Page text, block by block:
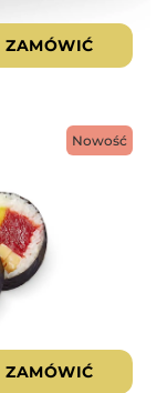
ZAMÓWIĆ
Nowość
ZAMÓWIĆ